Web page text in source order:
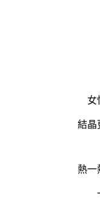
女
結晶
熱一